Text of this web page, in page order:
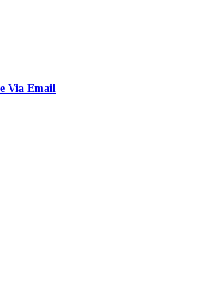
Via Email